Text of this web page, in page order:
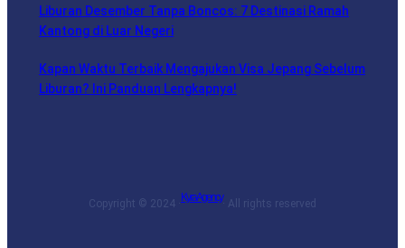
Liburan Desember Tanpa Boncos: 7 Destinasi Ramah
Kantong di Luar Negeri
Kapan Waktu Terbaik Mengajukan Visa Jepang Sebelum
Liburan? Ini Panduan Lengkapnya!
Copyright © 2024 ·
Kyra Agency
· All rights reserved